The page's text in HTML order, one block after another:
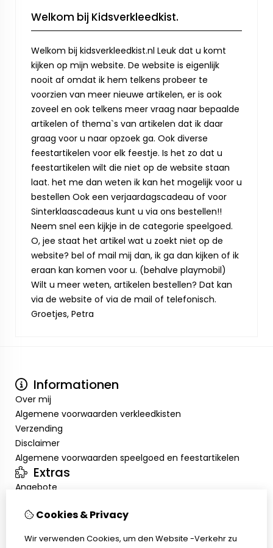
Welkom bij Kidsverkleedkist.
Welkom bij kidsverkleedkist.nl Leuk dat u komt
kijken op mijn website. De website is eigenlijk
nooit af omdat ik hem telkens probeer te
voorzien van meer nieuwe artikelen, er is ook
zoveel en ook telkens meer vraag naar bepaalde
artikelen of thema`s van artikelen dat ik daar
graag voor u naar opzoek ga. Ook diverse
feestartikelen voor elk feestje. Is het zo dat u
feestartikelen wilt die niet op de website staan
laat. het me dan weten ik kan het mogelijk voor u
bestellen Ook een verjaardagscadeau of voor
Sinterklaascadeaus kunt u via ons bestellen!!
Neem snel een kijkje in de categorie speelgoed.
O, jee staat het artikel wat u zoekt niet op de
website? bel of mail mij dan, ik ga dan kijken of ik
eraan kan komen voor u. (behalve playmobil)
Wilt u meer weten, artikelen bestellen? Dat kan
via de website of via de mail of telefonisch.
Groetjes, Petra
Informationen
Over mij
Algemene voorwaarden verkleedkisten
Verzending
Disclaimer
Algemene voorwaarden speelgoed en feestartikelen
Extras
Angebote
InloggenCookies & Privacy
Wir verwenden Cookies, um den Website -Verkehr zu